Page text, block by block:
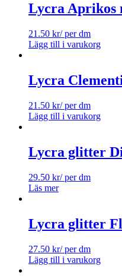
Lycra Aprikos
21.50 kr/ per dm
Lägg till i varukorg
Lycra
21.50 kr/ per dm
Lägg till i varukorg
Lycra glitter
29.50 kr/ per dm
Läs mer
Lycra glitter
27.50 kr/ per dm
Lägg till i varukorg